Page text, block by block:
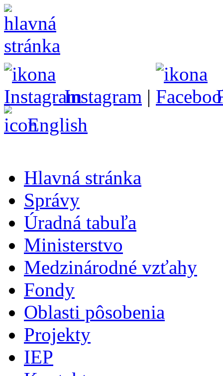
Instagram |
English
Hlavná stránka
Správy
Úradná tabuľa
Ministerstvo
Medzinárodné vzťahy
Fondy
Oblasti pôsobenia
Projekty
IEP